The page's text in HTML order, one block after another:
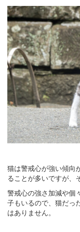
猫は警戒心が強い傾向
ることが多いですが、
警戒心の強さ加減や個
子もいるので、猫だっ
はありません。